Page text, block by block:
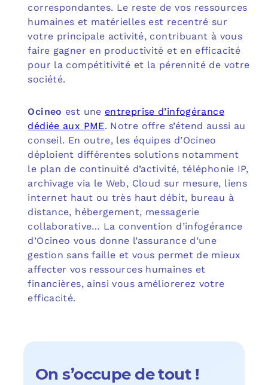
correspondantes. Le reste de vos ressources
humaines et matérielles est recentré sur
votre principale activité, contribuant à vous
faire gagner en productivité et en efficacité
pour la compétitivité et la pérennité de votre
société.
Ocineo est une entreprise d’infogérance
dédiée aux PME. Notre offre s’étend aussi au
conseil. En outre, les équipes d’Ocineo
déploient différentes solutions notamment
le plan de continuité d’activité, téléphonie IP,
archivage via le Web, Cloud sur mesure, liens
internet haut ou très haut débit, bureau à
distance, hébergement, messagerie
collaborative… La convention d’infogérance
d’Ocineo vous donne l’assurance d’une
gestion sans faille et vous permet de mieux
affecter vos ressources humaines et
financières, ainsi vous améliorerez votre
efficacité.
On s’occupe de tout !